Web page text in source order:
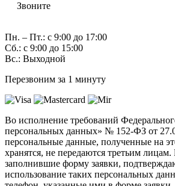
Звоните
Пн. – Пт.: с 9:00 до 17:00
Сб.: с 9:00 до 15:00
Вс.: Выходной
Перезвоним за 1 минуту
Во исполнение требований
персональных данных» № 152-ФЗ от
персональные данные, полученные на
хранятся, не передаются третьим лицам.
заполнившие форму заявки,
использование таких персональных